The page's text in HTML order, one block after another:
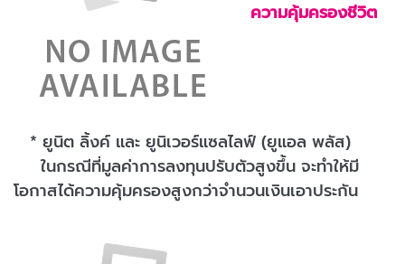
ความคุ้มครองชีวิต
* ยูนิต ลิ้งค์ และ ยูนิเวอร์แซลไลฟ์ (ยูแอล พลัส)
ในกรณีที่มูลค่าการลงทุนปรับตัวสูงขึ้น จะทำให้มี
โอกาสได้ความคุ้มครองสูงกว่าจำนวนเงินเอาประกัน